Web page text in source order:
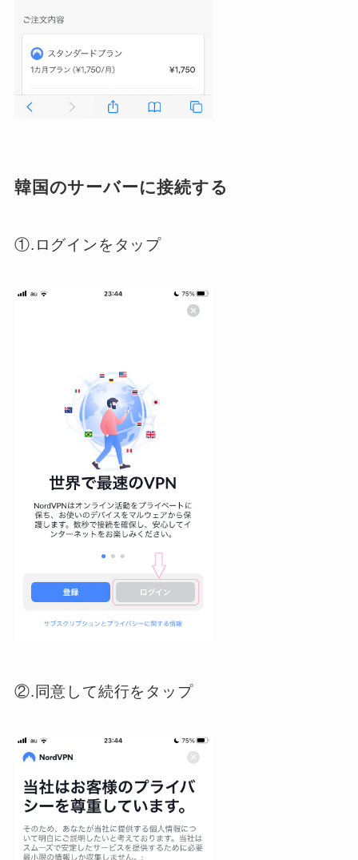
韓国のサーバーに接続する
①.ログインをタップ
②.同意して続行をタップ